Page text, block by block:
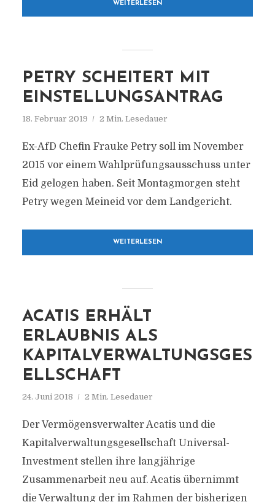
WEITERLESEN
PETRY SCHEITERT MIT
EINSTELLUNGSANTRAG
18. Februar 2019 2 Min. Lesedauer
Ex-AfD Chefin Frauke Petry soll im November
2015 vor einem Wahlprüfungsausschuss unter
Eid gelogen haben. Seit Montagmorgen steht
Petry wegen Meineid vor dem Landgericht.
WEITERLESEN
ACATIS ERHÄLT
ERLAUBNIS ALS
KAPITALVERWALTUNGSGES
ELLSCHAFT
24. Juni 2018 2 Min. Lesedauer
Der Vermögensverwalter Acatis und die
Kapitalverwaltungsgesellschaft Universal-
Investment stellen ihre langjährige
Zusammenarbeit neu auf. Acatis übernimmt
die Verwaltung der im Rahmen der bisherigen